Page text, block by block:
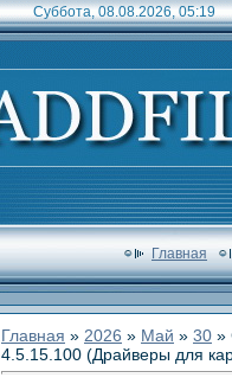
Суббота, 08.08.2026, 05:19
Главная
Главная » 2026 » Май » 30 »
4.5.15.100 (Драйверы для